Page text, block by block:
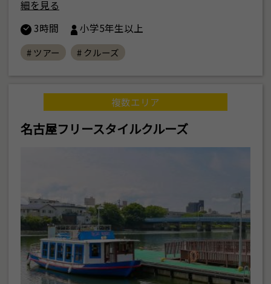
細を見る
3時間
小学5年生以上
# ツアー # クルーズ
複数エリア
名古屋フリースタイルクルーズ